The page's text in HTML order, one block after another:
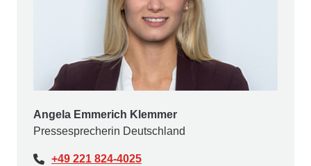
Angela Emmerich Klemmer
Pressesprecherin Deutschland
+49 221 824-4025